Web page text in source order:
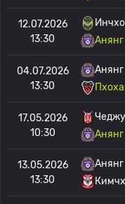
12.07.2026
13:30
Анянг
04.07.2026
13:30
Анянг
17.05.2026
10:30
Анянг
13.05.2026
13:30
Анянг